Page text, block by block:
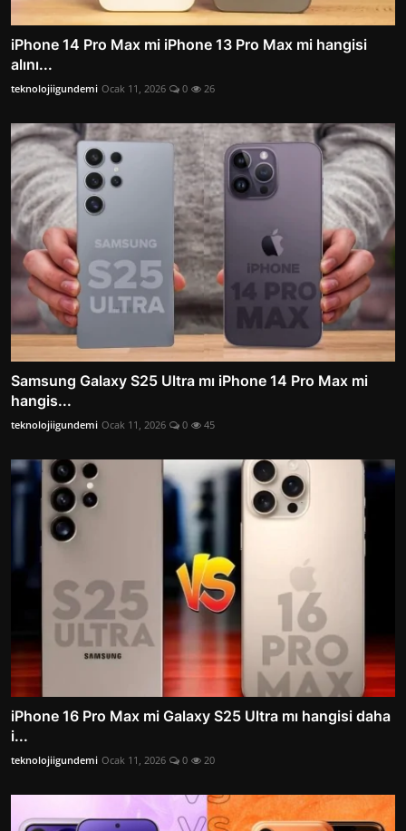
iPhone 14 Pro Max mi iPhone 13 Pro Max mi hangisi
alını...
teknolojiigundemi Ocak 11, 2026 0 26
Samsung Galaxy S25 Ultra mı iPhone 14 Pro Max mi
hangis...
teknolojiigundemi Ocak 11, 2026 0 45
iPhone 16 Pro Max mi Galaxy S25 Ultra mı hangisi daha
i...
teknolojiigundemi Ocak 11, 2026 0 20